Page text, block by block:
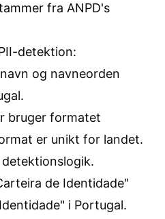
fra ANPD's
detektion:
og navneorden
bruger formatet
er unikt for landet.
de Identidade"
i Portugal.